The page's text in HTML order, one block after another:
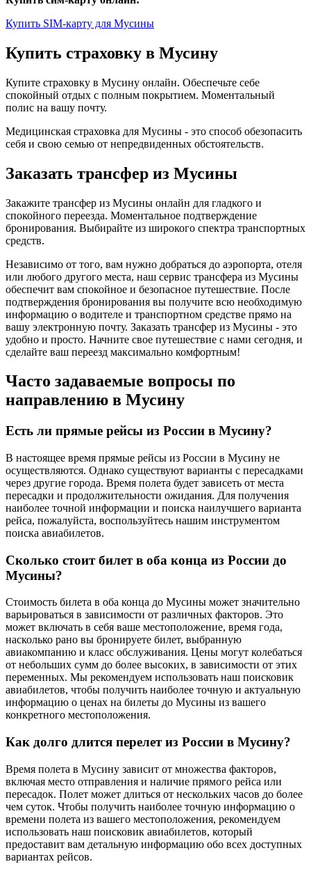
Купить SIM-карту для Мусины
Купить страховку в Мусину
Купите страховку в Мусину онлайн. Обеспечьте себе
спокойный отдых с полным покрытием. Моментальный
полис на вашу почту.
Медицинская страховка для Мусины - это способ обезопасить
себя и свою семью от непредвиденных обстоятельств.
Заказать трансфер из Мусины
Закажите трансфер из Мусины онлайн для гладкого и
спокойного переезда. Моментальное подтверждение
бронирования. Выбирайте из широкого спектра транспортных
средств.
Независимо от того, вам нужно добраться до аэропорта, отеля
или любого другого места, наш сервис трансфера из Мусины
обеспечит вам спокойное и безопасное путешествие. После
подтверждения бронирования вы получите всю необходимую
информацию о водителе и транспортном средстве прямо на
вашу электронную почту. Заказать трансфер из Мусины - это
удобно и просто. Начните свое путешествие с нами сегодня, и
сделайте ваш переезд максимально комфортным!
Часто задаваемые вопросы по
направлению в Мусину
Есть ли прямые рейсы из России в Мусину?
В настоящее время прямые рейсы из России в Мусину не
осуществляются. Однако существуют варианты с пересадками
через другие города. Время полета будет зависеть от места
пересадки и продолжительности ожидания. Для получения
наиболее точной информации и поиска наилучшего варианта
рейса, пожалуйста, воспользуйтесь нашим инструментом
поиска авиабилетов.
Сколько стоит билет в оба конца из России до
Мусины?
Стоимость билета в оба конца до Мусины может значительно
варьироваться в зависимости от различных факторов. Это
может включать в себя ваше местоположение, время года,
насколько рано вы бронируете билет, выбранную
авиакомпанию и класс обслуживания. Цены могут колебаться
от небольших сумм до более высоких, в зависимости от этих
переменных. Мы рекомендуем использовать наш поисковик
авиабилетов, чтобы получить наиболее точную и актуальную
информацию о ценах на билеты до Мусины из вашего
конкретного местоположения.
Как долго длится перелет из России в Мусину?
Время полета в Мусину зависит от множества факторов,
включая место отправления и наличие прямого рейса или
пересадок. Полет может длиться от нескольких часов до более
чем суток. Чтобы получить наиболее точную информацию о
времени полета из вашего местоположения, рекомендуем
использовать наш поисковик авиабилетов, который
предоставит вам детальную информацию обо всех доступных
вариантах рейсов.